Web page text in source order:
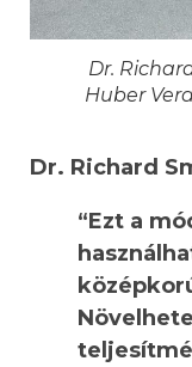
Dr.
Huber
Dr. Richard
“Ezt a